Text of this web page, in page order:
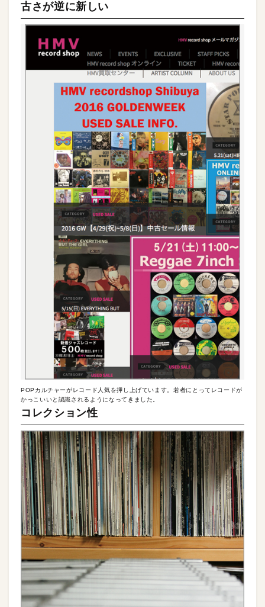
古さが逆に新しい
POPカルチャーがレコード人気を押し上げています。若者にとってレコードが
かっこいいと認識されるようになってきました。
コレクション性